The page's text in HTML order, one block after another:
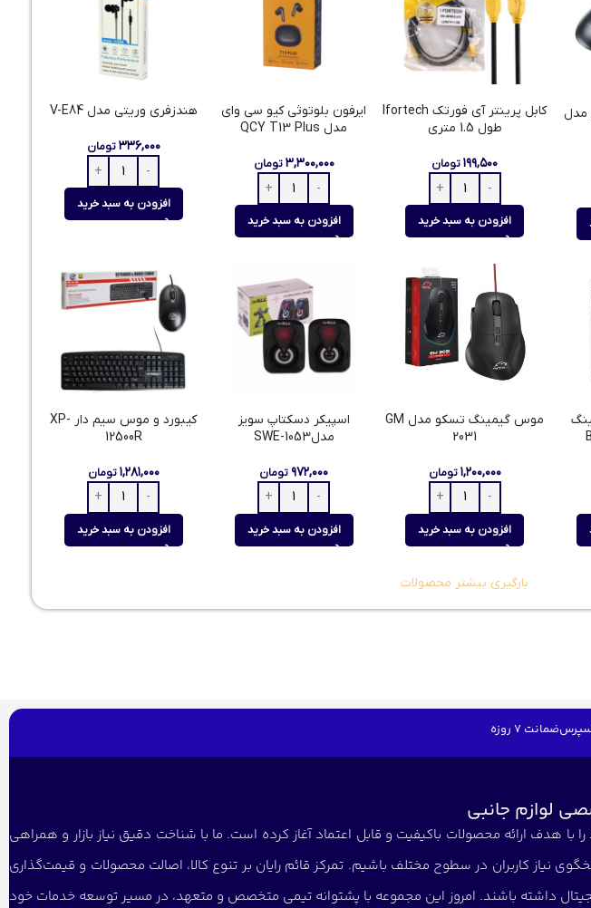
مدل
کابل پرینتر آی فورتک Ifortech
طول 1.5 متری
۱۹۹,۵۰۰ تومان
افزودن به سبد خرید
ایرفون بلوتوثی کیو سی وای
مدل QCY T13 Plus
۳,۳۰۰,۰۰۰تومان
افزودن به سبد خرید
هندزفری وریتی مدل V-E84
۳۳۶,۰۰۰ تومان
افزودن به سبد خرید
موس گیمینگ تسکو مدل GM
2031
۱,۲۰۰,۰۰۰ تومان
افزودن به سبد خرید
اسپیکر دسکتاپ سویز
مدلSWE-1053
۹۷۲,۰۰۰ تومان
افزودن به سبد خرید
کیبورد و موس سیم دار XP-
12500R
۱,۲۸۱,۰۰۰ تومان
افزودن به سبد خرید
بارگیری بیشتر محصولات
ضمانت 7 روزه
لوازم جانبی
هدف ارائه محصولات باکیفیت و قابل اعتماد آغاز کرده است. ما با شناخت دقیق نیاز بازار و همراهی
نیاز کاربران در سطوح مختلف باشیم. تمرکز قائم رایان بر تنوع کالا، اصالت محصولات و قیمت‌گذاری
داشته باشند. امروز این مجموعه با پشتوانه تیمی متخصص و متعهد، در مسیر توسعه خدمات خود